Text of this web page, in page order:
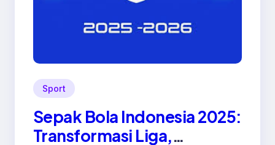
Sport
Sepak Bola Indonesia 2025:
Transformasi Liga,